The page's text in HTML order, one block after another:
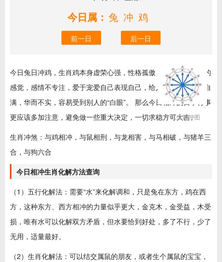
今日属： 兔冲鸡
前一日 后一日
十二生肖冲图
今日兔日冲鸡，生肖鸡本身虚荣心强，性格孤傲，喜欢若即若离的
感觉，感情不专注，爱于宠爱自己表现自己，给人的感觉是骄傲自
满，华而不实，容易受到别人的“白眼”。 那么今日相冲的日子行事
更应该多加注意，避免做一些重大决定，一切求稳方可大吉。
生肖冲煞：与鸡相冲，与鼠相刑，与龙相害，与马相破，与猪羊三
合，与狗六合
今日相冲生肖化解方法查询
（1）五行化解法：需要“水”来化解调和，只是兔在东方，鸡在西
方，这种东方、西方相冲的力量似乎更大，金克木，金受益，木受
损，唯有水可以化解双方矛盾，但水要恰到好处，多了不行，少了
无用，适量最好。
（2）生肖化解法：可以结交属鼠的朋友，或者生个属鼠的宝宝，